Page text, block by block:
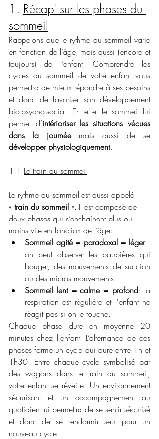
1. Récap' sur les phases du
sommeil
Rappelons que le rythme du sommeil varie
en fonction de l’âge, mais aussi (encore et
toujours) de l’enfant. Comprendre les
cycles du sommeil de votre enfant vous
permettra de mieux répondre à ses besoins
et donc de favoriser son développement
bio-psycho-social. En effet le sommeil lui
permet d’intérioriser les situations vécues
dans la journée
développer physiologiquement.
1.1 Le train du sommeil
Le rythme du sommeil est aussi appelé
« train du sommeil ». Il est composé de
deux phases qui s’enchaînent plus ou
moins vite en fonction de l’âge:
Sommeil agité = paradoxal = léger :
on peut observer les paupières qui
bouger, des mouvements de succion
ou des micros mouvements.
Sommeil lent = calme = profond: la
respiration est régulière et l'enfant ne
réagit pas si on le touche.
Chaque phase dure en moyenne 20
minutes chez l'enfant. L’alternance de ces
phases forme un cycle qui dure entre 1h et
1h30. Entre chaque cycle symbolisé par
des wagons dans le train du sommeil,
votre enfant se réveille. Un environnement
sécurisant et un accompagnement au
quotidien lui permettra de se sentir sécurisé
et donc de se rendormir seul pour un
nouveau cycle.